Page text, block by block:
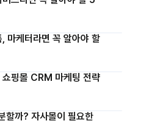
마케터라면 꼭 알아야 할
핑몰 CRM 마케팅 전략
할까? 자사몰이 필요한